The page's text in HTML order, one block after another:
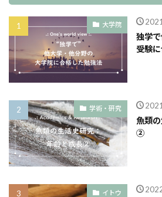
大学院
独学
受験に
学術・研究
魚類
②
イトウ